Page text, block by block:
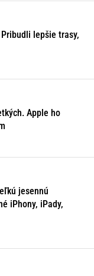
lepšie trasy,
Apple ho
jesennú
iPhony, iPady,